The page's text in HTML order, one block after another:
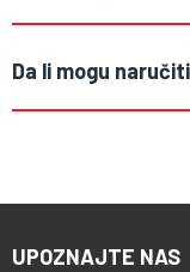
Da li mogu
UPOZNAJTE NAS